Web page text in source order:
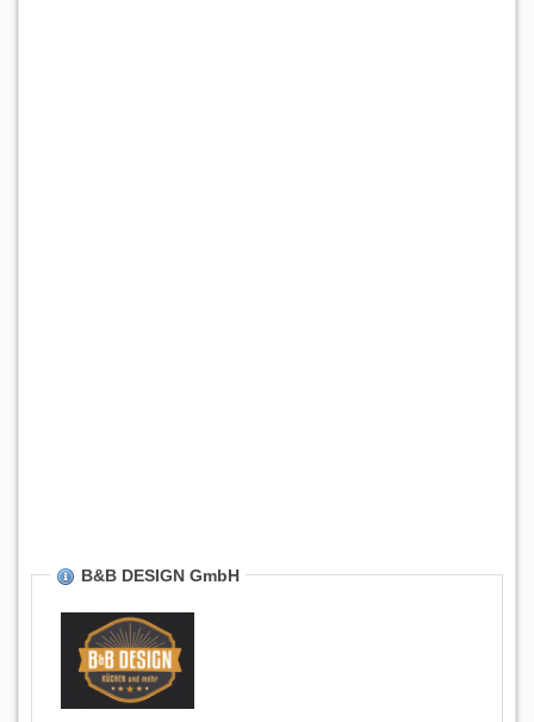
B&B DESIGN GmbH